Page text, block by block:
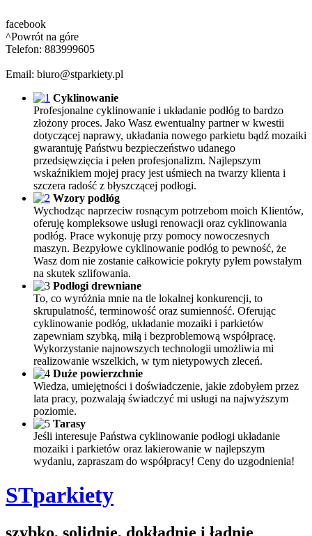
facebook
^Powrót na góre
Telefon: 883999605
Email: biuro@stparkiety.pl
Cyklinowanie
Profesjonalne cyklinowanie i układanie podłóg to bardzo
złożony proces. Jako Wasz ewentualny partner w kwestii
dotyczącej naprawy, układania nowego parkietu bądź mozaiki
gwarantuję Państwu bezpieczeństwo udanego
przedsięwzięcia i pełen profesjonalizm. Najlepszym
wskaźnikiem mojej pracy jest uśmiech na twarzy klienta i
szczera radość z błyszczącej podłogi.
Wzory podłóg
Wychodząc naprzeciw rosnącym potrzebom moich Klientów,
oferuję kompleksowe usługi renowacji oraz cyklinowania
podłóg. Prace wykonuję przy pomocy nowoczesnych
maszyn. Bezpyłowe cyklinowanie podłóg to pewność, że
Wasz dom nie zostanie całkowicie pokryty pyłem powstałym
na skutek szlifowania.
Podłogi drewniane
To, co wyróżnia mnie na tle lokalnej konkurencji, to
skrupulatność, terminowość oraz sumienność. Oferując
cyklinowanie podłóg, układanie mozaiki i parkietów
zapewniam szybką, miłą i bezproblemową współpracę.
Wykorzystanie najnowszych technologii umożliwia mi
realizowanie wszelkich, w tym nietypowych zleceń.
Duże powierzchnie
Wiedza, umiejętności i doświadczenie, jakie zdobyłem przez
lata pracy, pozwalają świadczyć mi usługi na najwyższym
poziomie.
Tarasy
Jeśli interesuje Państwa cyklinowanie podłogi układanie
mozaiki i parkietów oraz lakierowanie w najlepszym
wydaniu, zapraszam do współpracy! Ceny do uzgodnienia!
STparkiety